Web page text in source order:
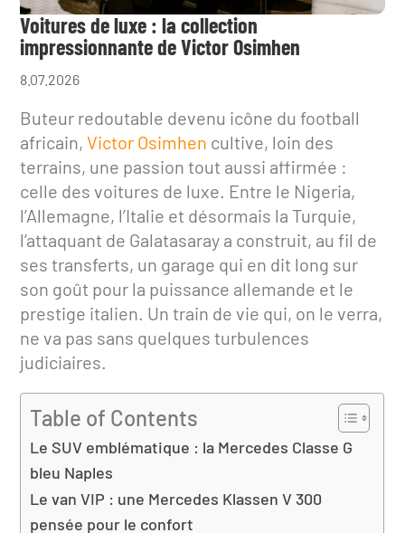
Voitures de luxe : la collection
impressionnante de Victor Osimhen
8.07.2026
Buteur redoutable devenu icône du football
africain,Victor Osimhen cultive, loin des
terrains, une passion tout aussi affirmée :
celle des voitures de luxe. Entre le Nigeria,
l’Allemagne, l’Italie et désormais la Turquie,
l’attaquant de Galatasaray a construit, au fil de
ses transferts, un garage qui en dit long sur
son goût pour la puissance allemande et le
prestige italien. Un train de vie qui, on le verra,
ne va pas sans quelques turbulences
judiciaires.
Table of Contents
Le SUV emblématique : la Mercedes Classe G
bleu Naples
Le van VIP : une Mercedes Klassen V 300
pensée pour le confort